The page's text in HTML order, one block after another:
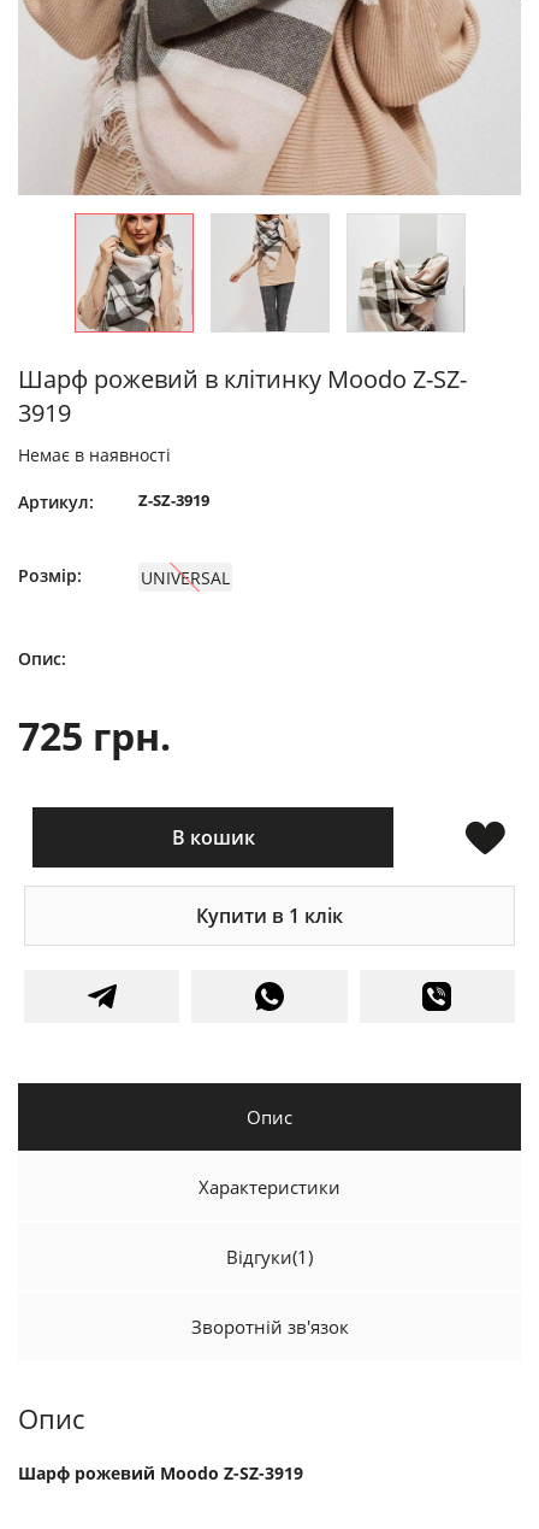
Шарф рожевий в клітинку Moodo Z-SZ-
3919
Немає в наявності
Артикул: Z-SZ-3919
Розмір: UNIVERSAL
Опис:
725 грн.
В кошик
Купити в 1 клік
Опис
Характеристики
Відгуки(1)
Зворотній зв'язок
Опис
Шарф рожевий Moodo Z-SZ-3919